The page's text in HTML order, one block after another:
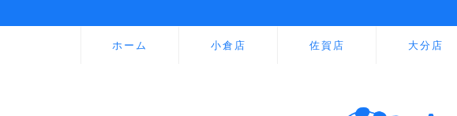
ホーム 小倉店 佐賀店 大分店